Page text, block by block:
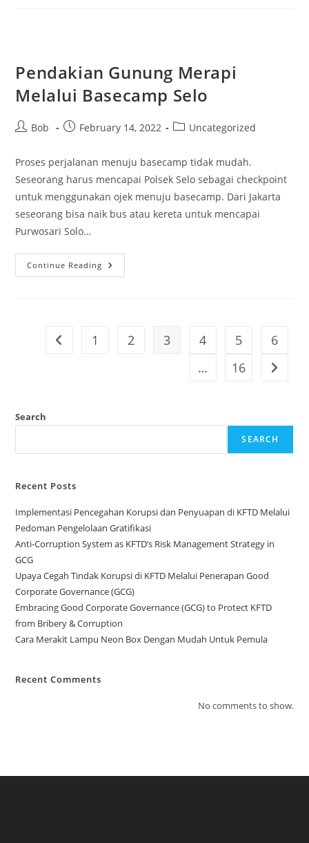
Pendakian Gunung Merapi
Melalui Basecamp Selo
PostBob
PostFebruary 14, 2022
PostUncategorized
Proses perjalanan menuju basecamp tidak mudah.
Seseorang harus mencapai Polsek Selo sebagai checkpoint
untuk menggunakan ojek menuju basecamp. Dari Jakarta
seseorang bisa naik bus atau kereta untuk mencapai
Purwosari Solo…
Continue Reading Pendakian
Gunung
Go to the previous page
1 2 3 4 5
6
…
16 Go to
Search
SEARCH
Recent Posts
Implementasi Pencegahan Korupsi dan Penyuapan di KFTD Melalui
Pedoman Pengelolaan Gratifikasi
Anti-Corruption System as KFTD’s Risk Management Strategy in
GCG
Upaya Cegah Tindak Korupsi di KFTD Melalui Penerapan Good
Corporate Governance (GCG)
Embracing Good Corporate Governance (GCG) to Protect KFTD
from Bribery & Corruption
Cara Merakit Lampu Neon Box Dengan Mudah Untuk Pemula
Recent Comments
No comments to show.